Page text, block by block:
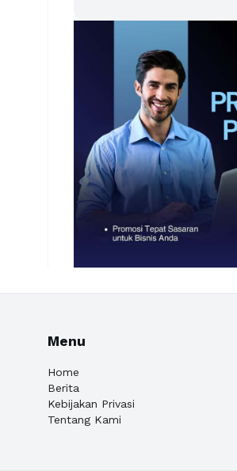
Menu
Home
Berita
Kebijakan Privasi
Tentang Kami